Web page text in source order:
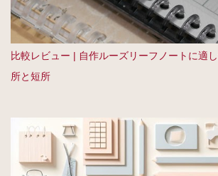
比較レビュー | 自作ルーズリーフノートに適
所と短所